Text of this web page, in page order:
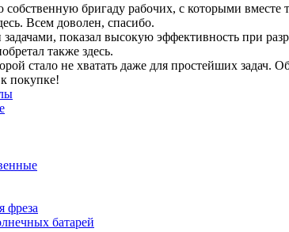
бригаду рабочих, с которыми
Всем доволен, спасибо.
показал высокую эффективность при
также здесь.
стало не хватать даже для простейших задач.
покупке!
фреза
батарей